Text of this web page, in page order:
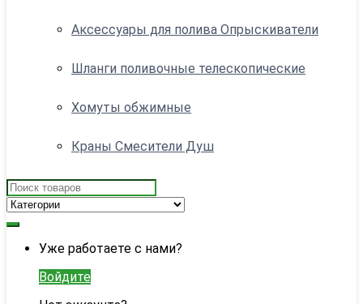
Аксессуары для полива Опрыскиватели
Шланги поливочные телескопические
Хомуты обжимные
Краны Смесители Душ
Search
for:
Уже работаете с нами?
Войдите